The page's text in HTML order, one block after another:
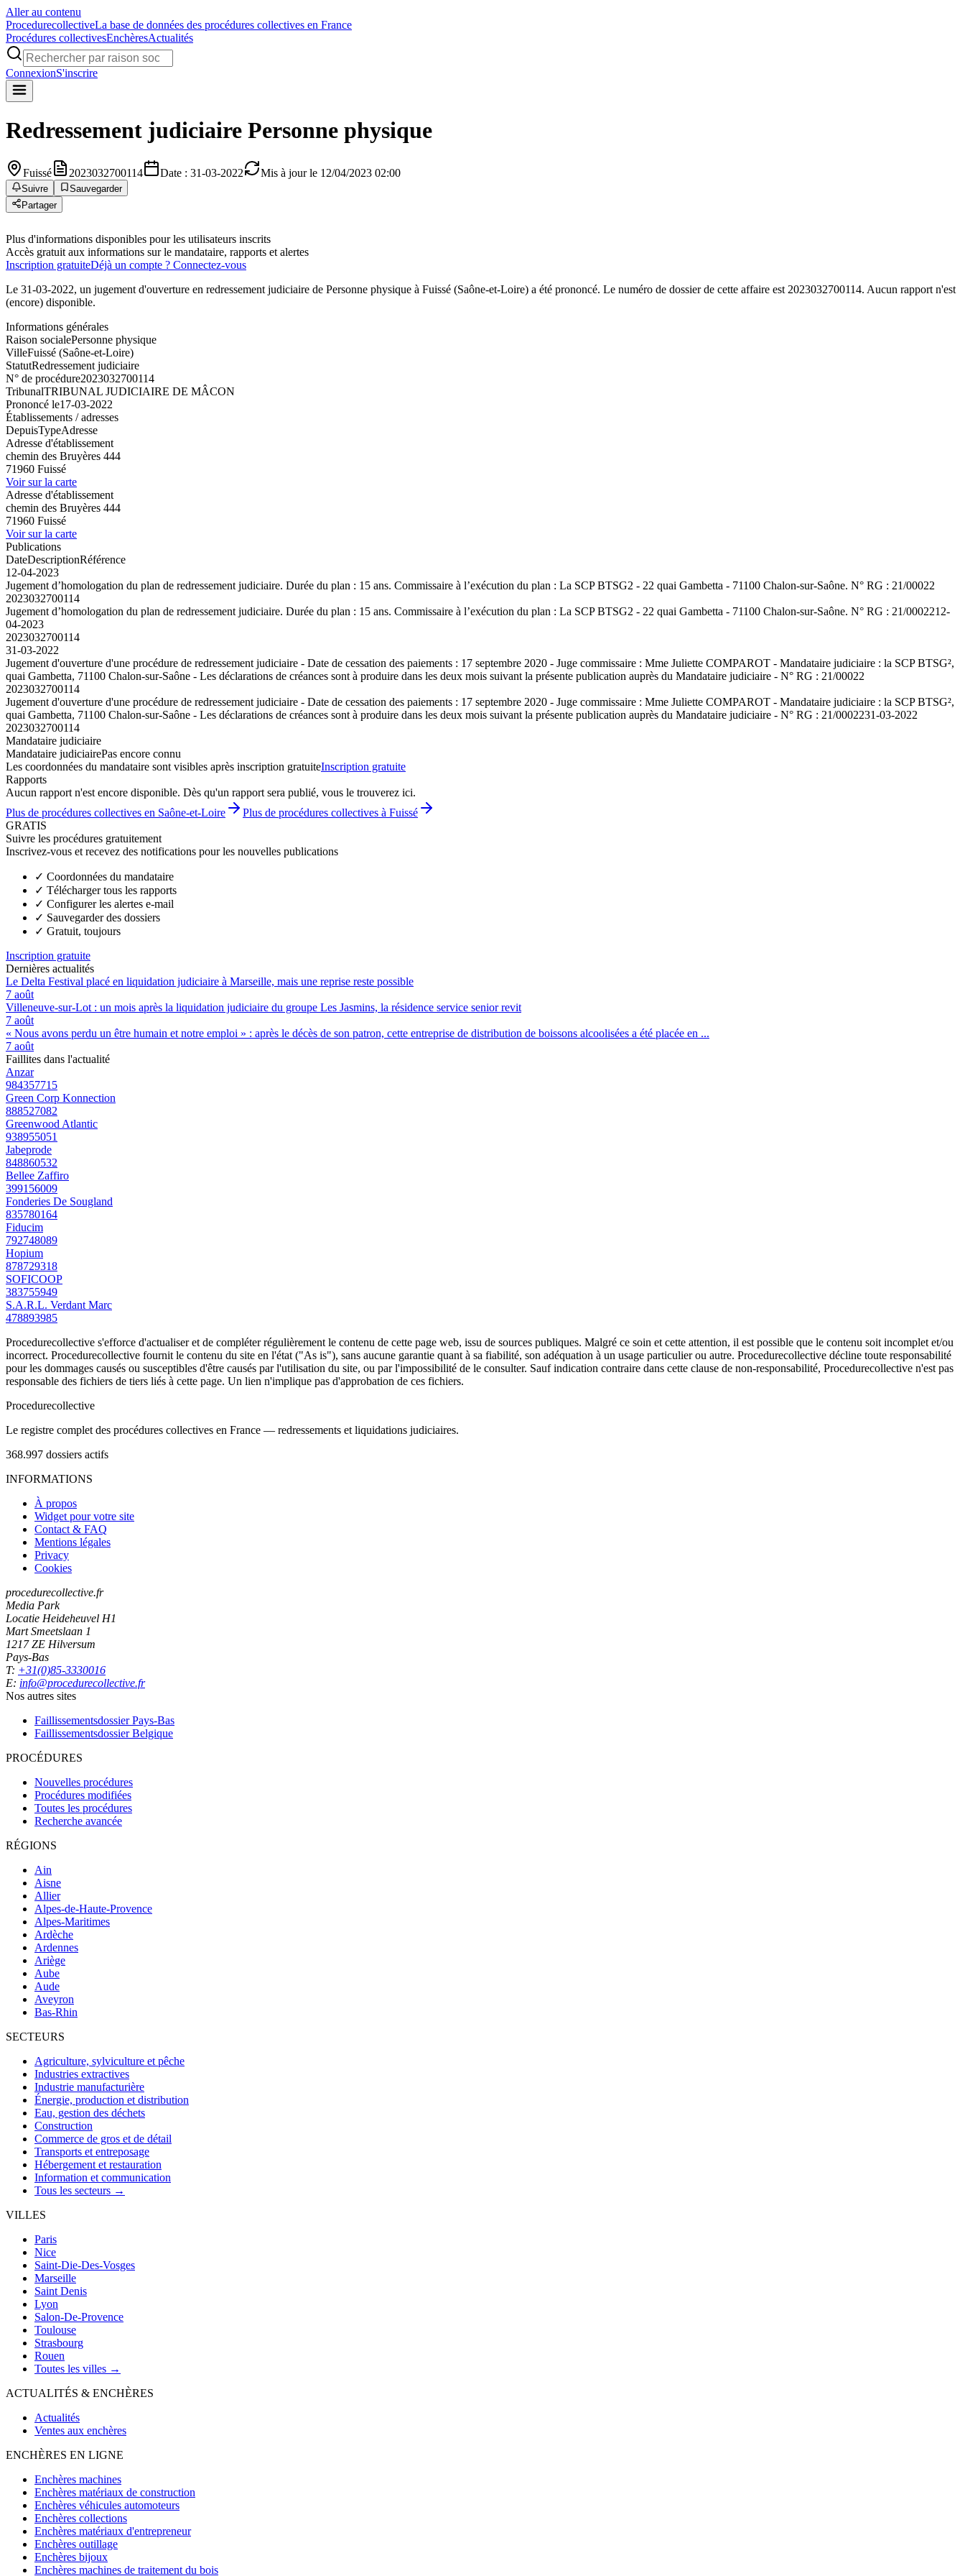
Aller au contenu
ProcedurecollectiveLa base de données des procédures collectives en France
Procédures collectivesEnchèresActualités
ConnexionS'inscrire
Redressement judiciaire Personne physique
Fuissé 2023032700114 Date : 31-03-2022 Mis à jour le 12/04/2023 02:00
Suivre
Sauvegarder
Partager
Plus d'informations disponibles pour les utilisateurs inscrits
Accès gratuit aux informations sur le mandataire, rapports et alertes
Inscription gratuiteDéjà un compte ? Connectez-vous
Le 31-03-2022, un jugement d'ouverture en redressement judiciaire de Personne physique à Fuissé (Saône-et-Loire) a été prononcé. Le numéro de dossier de cette affaire est 2023032700114. Aucun rapport n'est
(encore) disponible.
Informations générales
Raison socialePersonne physique
VilleFuissé (Saône-et-Loire)
StatutRedressement judiciaire
N° de procédure2023032700114
TribunalTRIBUNAL JUDICIAIRE DE MÂCON
Prononcé le17-03-2022
Établissements / adresses
DepuisTypeAdresse
Adresse d'établissement
chemin des Bruyères 444
71960 Fuissé
Voir sur la carte
Adresse d'établissement
chemin des Bruyères 444
71960 Fuissé
Voir sur la carte
Publications
DateDescriptionRéférence
12-04-2023
Jugement d’homologation du plan de redressement judiciaire. Durée du plan : 15 ans. Commissaire à l’exécution du plan : La SCP BTSG2 - 22 quai Gambetta - 71100 Chalon-sur-Saône. N° RG : 21/00022
2023032700114
Jugement d’homologation du plan de redressement judiciaire. Durée du plan : 15 ans. Commissaire à l’exécution du plan : La SCP BTSG2 - 22 quai Gambetta - 71100 Chalon-sur-Saône. N° RG : 21/0002212-
04-2023
2023032700114
31-03-2022
Jugement d'ouverture d'une procédure de redressement judiciaire - Date de cessation des paiements : 17 septembre 2020 - Juge commissaire : Mme Juliette COMPAROT - Mandataire judiciaire : la SCP BTSG²,
quai Gambetta, 71100 Chalon-sur-Saône - Les déclarations de créances sont à produire dans les deux mois suivant la présente publication auprès du Mandataire judiciaire - N° RG : 21/00022
2023032700114
Jugement d'ouverture d'une procédure de redressement judiciaire - Date de cessation des paiements : 17 septembre 2020 - Juge commissaire : Mme Juliette COMPAROT - Mandataire judiciaire : la SCP BTSG²,
quai Gambetta, 71100 Chalon-sur-Saône - Les déclarations de créances sont à produire dans les deux mois suivant la présente publication auprès du Mandataire judiciaire - N° RG : 21/0002231-03-2022
2023032700114
Mandataire judiciaire
Mandataire judiciairePas encore connu
Les coordonnées du mandataire sont visibles après inscription gratuiteInscription gratuite
Rapports
Aucun rapport n'est encore disponible. Dès qu'un rapport sera publié, vous le trouverez ici.
Plus de procédures collectives en Saône-et-Loire
Plus de procédures collectives à Fuissé
GRATIS
Suivre les procédures gratuitement
Inscrivez-vous et recevez des notifications pour les nouvelles publications
✓ Coordonnées du mandataire
✓ Télécharger tous les rapports
✓ Configurer les alertes e-mail
✓ Sauvegarder des dossiers
✓ Gratuit, toujours
Inscription gratuite
Dernières actualités
Le Delta Festival placé en liquidation judiciaire à Marseille, mais une reprise reste possible
7 août
Villeneuve-sur-Lot : un mois après la liquidation judiciaire du groupe Les Jasmins, la résidence service senior revit
7 août
« Nous avons perdu un être humain et notre emploi » : après le décès de son patron, cette entreprise de distribution de boissons alcoolisées a été placée en ...
7 août
Faillites dans l'actualité
Anzar
984357715
Green Corp Konnection
888527082
Greenwood Atlantic
938955051
Jabeprode
848860532
Bellee Zaffiro
399156009
Fonderies De Sougland
835780164
Fiducim
792748089
Hopium
878729318
SOFICOOP
383755949
S.A.R.L. Verdant Marc
478893985
Procedurecollective s'efforce d'actualiser et de compléter régulièrement le contenu de cette page web, issu de sources publiques. Malgré ce soin et cette attention, il est possible que le contenu soit incomplet et/ou
incorrect. Procedurecollective fournit le contenu du site en l'état ("As is"), sans aucune garantie quant à sa fiabilité, son adéquation à un usage particulier ou autre. Procedurecollective décline toute responsabilité
pour les dommages causés ou susceptibles d'être causés par l'utilisation du site, ou par l'impossibilité de le consulter. Sauf indication contraire dans cette clause de non-responsabilité, Procedurecollective n'est pas
responsable des fichiers de tiers liés à cette page. Un lien n'implique pas d'approbation de ces fichiers.
Procedurecollective
Le registre complet des procédures collectives en France — redressements et liquidations judiciaires.
368.997 dossiers actifs
INFORMATIONS
À propos
Widget pour votre site
Contact & FAQ
Mentions légales
Privacy
Cookies
procedurecollective.fr
Media Park
Locatie Heideheuvel H1
Mart Smeetslaan 1
1217 ZE Hilversum
Pays-Bas
T: +31(0)85-3330016
E: info@procedurecollective.fr
Nos autres sites
Faillissementsdossier Pays-Bas
Faillissementsdossier Belgique
PROCÉDURES
Nouvelles procédures
Procédures modifiées
Toutes les procédures
Recherche avancée
RÉGIONS
Ain
Aisne
Allier
Alpes-de-Haute-Provence
Alpes-Maritimes
Ardèche
Ardennes
Ariège
Aube
Aude
Aveyron
Bas-Rhin
SECTEURS
Agriculture, sylviculture et pêche
Industries extractives
Industrie manufacturière
Énergie, production et distribution
Eau, gestion des déchets
Construction
Commerce de gros et de détail
Transports et entreposage
Hébergement et restauration
Information et communication
Tous les secteurs →
VILLES
Paris
Nice
Saint-Die-Des-Vosges
Marseille
Saint Denis
Lyon
Salon-De-Provence
Toulouse
Strasbourg
Rouen
Toutes les villes →
ACTUALITÉS & ENCHÈRES
Actualités
Ventes aux enchères
ENCHÈRES EN LIGNE
Enchères machines
Enchères matériaux de construction
Enchères véhicules automoteurs
Enchères collections
Enchères matériaux d'entrepreneur
Enchères outillage
Enchères bijoux
Enchères machines de traitement du bois